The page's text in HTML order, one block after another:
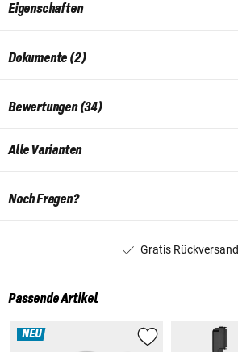
Eigenschaften
Dokumente (2)
Bewertungen (34)
Alle Varianten
Noch Fragen?
Gratis Rückversand
Passende Artikel
NEU